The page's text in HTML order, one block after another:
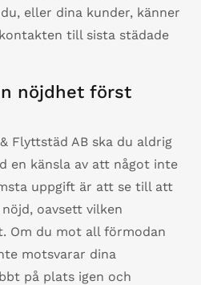
eller dina kunder, känner
till sista städade
nöjdhet först
Flyttstäd AB ska du aldrig
en känsla av att något inte
uppgift är att se till att
oavsett vilken
Om du mot all förmodan
motsvarar dina
på plats igen och